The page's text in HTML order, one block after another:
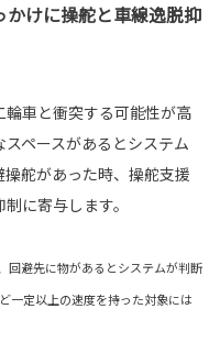
かけに操舵と車線逸脱抑
車と衝突する可能性が高
ペースがあるとシステム
舵があった時、操舵支援
に寄与します。
回避先に物があるとシステムが判断
定以上の速度を持った対象には